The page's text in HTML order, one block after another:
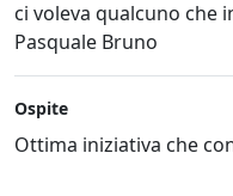
ci voleva qualcuno che
Pasquale Bruno
Ospite
Ottima iniziativa che